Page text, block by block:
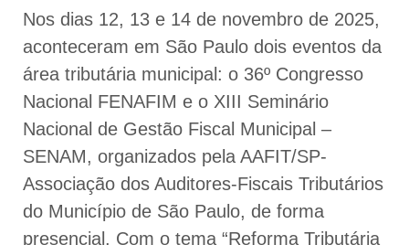
Nos dias 12, 13 e 14 de novembro de 2025,
aconteceram em São Paulo dois eventos da
área tributária municipal: o 36º Congresso
Nacional FENAFIM e o XIII Seminário
Nacional de Gestão Fiscal Municipal –
SENAM, organizados pela AAFIT/SP-
Associação dos Auditores-Fiscais Tributários
do Município de São Paulo, de forma
presencial. Com o tema “Reforma Tributária